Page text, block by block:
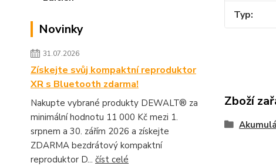
Novinky
31.07.2026
Získejte svůj kompaktní reproduktor
XR s Bluetooth zdarma!
Nakupte vybrané produkty DEWALT® za
minimální hodnotu 11 000 Kč mezi 1.
srpnem a 30. zářím 2026 a získejte
ZDARMA bezdrátový kompaktní
reproduktor D... číst celé
Typ
Zboží